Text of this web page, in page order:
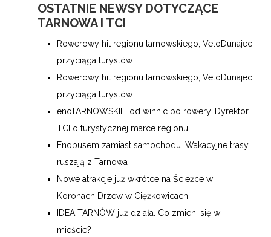
OSTATNIE NEWSY DOTYCZĄCE
TARNOWA I TCI
Rowerowy hit regionu tarnowskiego, VeloDunajec
przyciąga turystów
Rowerowy hit regionu tarnowskiego, VeloDunajec
przyciąga turystów
enoTARNOWSKIE: od winnic po rowery. Dyrektor
TCI o turystycznej marce regionu
Enobusem zamiast samochodu. Wakacyjne trasy
ruszają z Tarnowa
Nowe atrakcje już wkrótce na Ścieżce w
Koronach Drzew w Ciężkowicach!
IDEA TARNÓW już działa. Co zmieni się w
mieście?